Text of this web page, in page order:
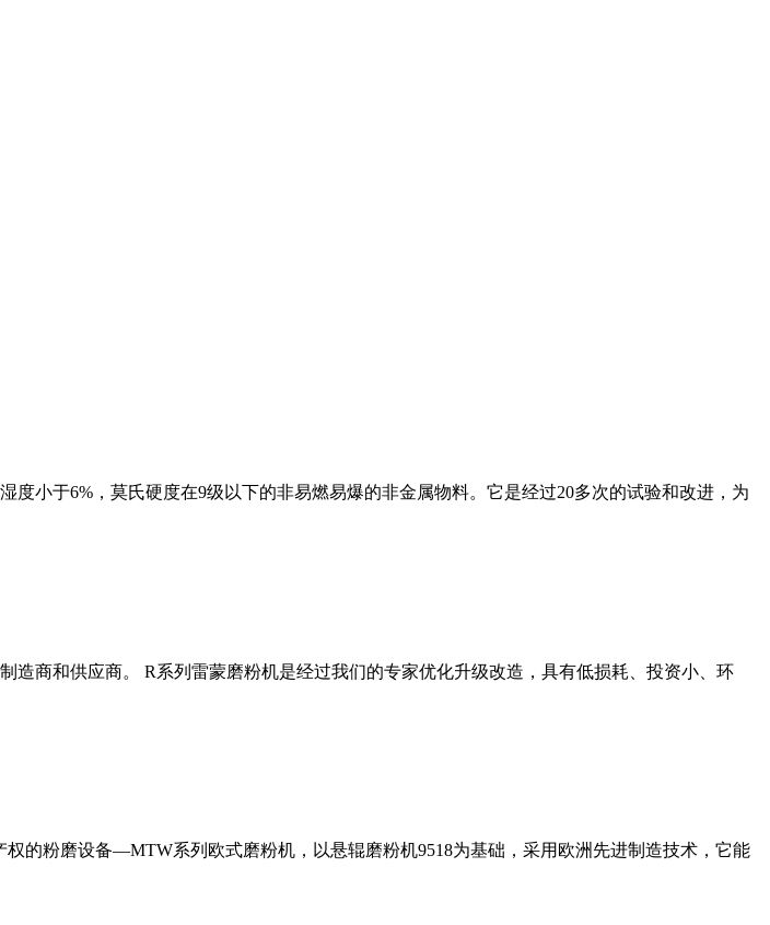
小于6%，莫氏硬度在9级以下的非易燃易爆的非金属物料。它是经过20多次的试验和改进，为
商和供应商。 R系列雷蒙磨粉机是经过我们的专家优化升级改造，具有低损耗、投资小、环
的粉磨设备—MTW系列欧式磨粉机，以悬辊磨粉机9518为基础，采用欧洲先进制造技术，它能